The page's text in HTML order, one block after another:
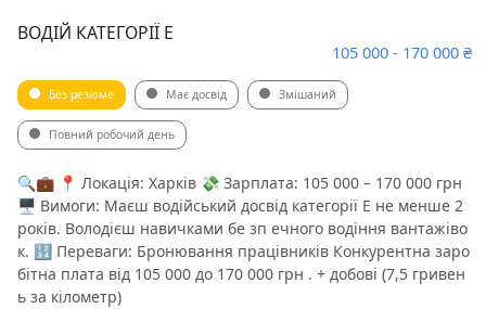
ВОДІЙ КАТЕГОРІЇ Е
105 000 - 170 000 ₴
Без резюме Має досвід Змішаний
Повний робочий день
🔍💼 📍 Локація: Харків 💸 Зарплата: 105 000 – 170 000 грн
🖥 Вимоги: Маєш водійський досвід категорії Е не менше 2
років. Володієш навичками бе зп ечного водіння вантажіво
к. 🔢 Переваги: Бронювання працівників Конкурентна заро
бітна плата від 105 000 до 170 000 грн . + добові (7,5 гривен
ь за кілометр)